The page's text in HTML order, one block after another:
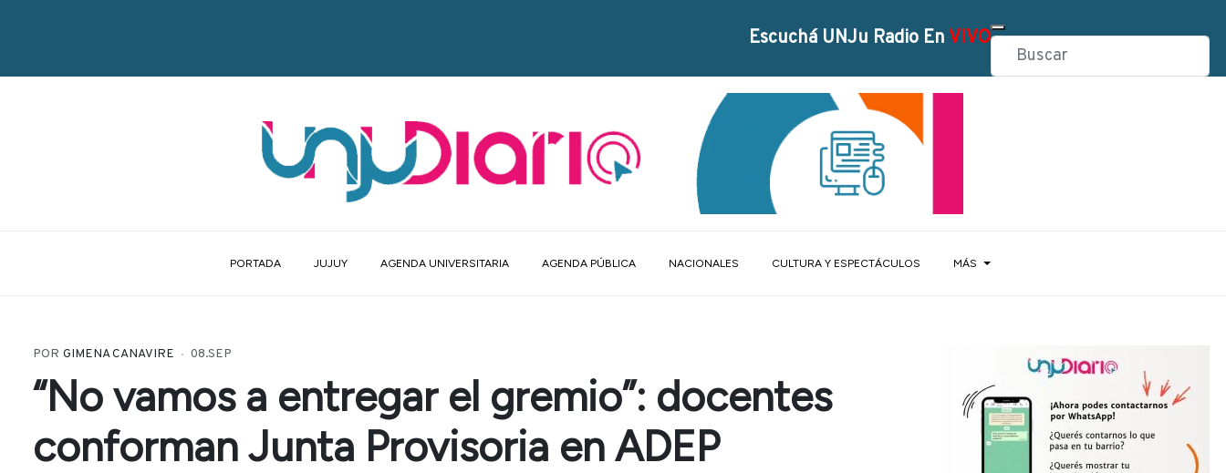
Escuchá UNJu Radio En VIVO
PORTADA JUJUY AGENDA UNIVERSITARIA AGENDA PÚBLICA NACIONALES CULTURA Y ESPECTÁCULOS MÁS
POR GIMENA CANAVIRE 08.SEP
“No vamos a entregar el gremio”: docentes
conforman Junta Provisoria en ADEP